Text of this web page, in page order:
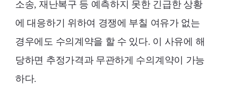
소송, 재난복구 등 예측하지 못한 긴급한 상황
에 대응하기 위하여 경쟁에 부칠 여유가 없는
경우에도 수의계약을 할 수 있다. 이 사유에 해
당하면 추정가격과 무관하게 수의계약이 가능
하다.